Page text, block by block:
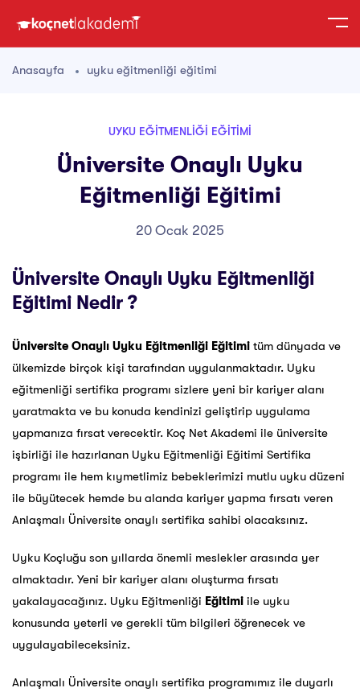
Anasayfa uyku eğitmenliği eğitimi
UYKU EĞITMENLIĞI EĞITIMI
Üniversite Onaylı Uyku
Eğitmenliği Eğitimi
20 Ocak 2025
Üniversite Onaylı Uyku Eğitmenliği
Eğitimi Nedir ?
Üniversite Onaylı Uyku Eğitmenliği Eğitimi tüm dünyada ve
ülkemizde birçok kişi tarafından uygulanmaktadır. Uyku
eğitmenliği sertifika programı sizlere yeni bir kariyer alanı
yaratmakta ve bu konuda kendinizi geliştirip uygulama
yapmanıza fırsat verecektir. Koç Net Akademi ile üniversite
işbirliği ile hazırlanan Uyku Eğitmenliği Eğitimi Sertifika
programı ile hem kıymetlimiz bebeklerimizi mutlu uyku düzeni
ile büyütecek hemde bu alanda kariyer yapma fırsatı veren
Anlaşmalı Üniversite onaylı sertifika sahibi olacaksınız.
Uyku Koçluğu son yıllarda önemli meslekler arasında yer
almaktadır. Yeni bir kariyer alanı oluşturma fırsatı
yakalayacağınız. Uyku Eğitmenliği Eğitimi ile uyku
konusunda yeterli ve gerekli tüm bilgileri öğrenecek ve
uygulayabileceksiniz.
Anlaşmalı Üniversite onaylı sertifika programımız ile duyarlı